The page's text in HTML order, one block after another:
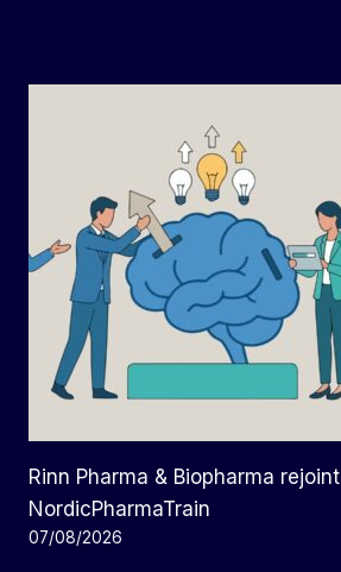
Rinn Pharma & Biopharma
NordicPharmaTrain
07/08/2026